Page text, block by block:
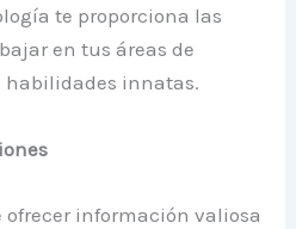
te proporciona las
en tus áreas de
habilidades innatas.
información valiosa